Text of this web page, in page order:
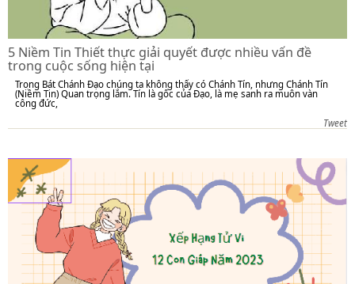
5 Niềm Tin Thiết thực giải quyết được nhiều vấn đề
trong cuộc sống hiện tại
Trong Bát Chánh Đạo chúng ta không thấy có Chánh Tín, nhưng Chánh Tín
(Niềm Tin) Quan trọng lắm. Tín là gốc của Đạo, là mẹ sanh ra muôn vàn
công đức,
Tweet